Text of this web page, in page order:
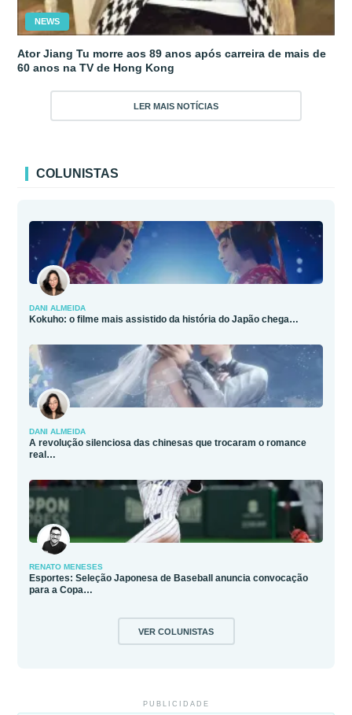
NEWS
Ator Jiang Tu morre aos 89 anos após carreira de mais de
60 anos na TV de Hong Kong
LER MAIS NOTÍCIAS
COLUNISTAS
DANI ALMEIDA
Kokuho: o filme mais assistido da história do Japão chega…
DANI ALMEIDA
A revolução silenciosa das chinesas que trocaram o romance
real…
RENATO MENESES
Esportes: Seleção Japonesa de Baseball anuncia convocação
para a Copa…
VER COLUNISTAS
PUBLICIDADE